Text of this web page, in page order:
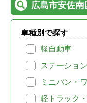
広島市安佐
車種別で探す
軽自動車
ステーショ
ミニバン・
軽トラック